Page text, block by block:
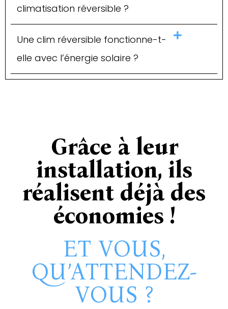
climatisation réversible ?
Une clim réversible fonctionne-t-
elle avec l’énergie solaire ?
Grâce à leur
installation, ils
réalisent déjà des
économies !
ET VOUS,
QU’ATTENDEZ-
VOUS ?